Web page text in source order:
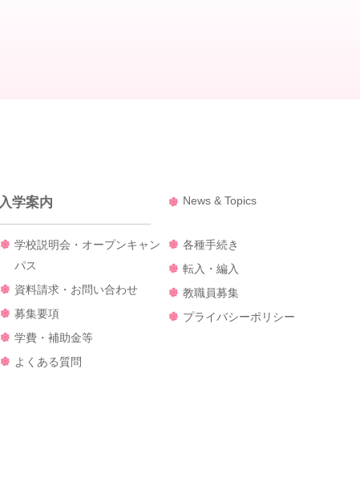
入学案内
学校説明会・オープンキャン
パス
資料請求・お問い合わせ
募集要項
学費・補助金等
よくある質問
News & Topics
各種手続き
転入・編入
教職員募集
プライバシーポリシー